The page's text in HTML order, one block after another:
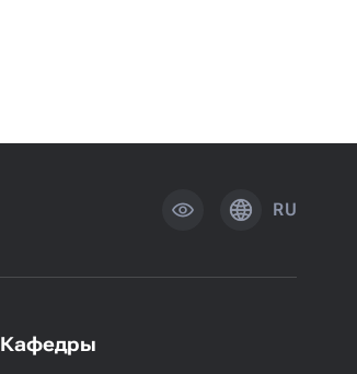
RU
Кафедры